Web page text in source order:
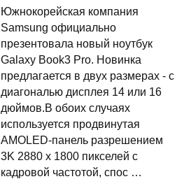
Южнокорейская компания
Samsung официально
презентовала новый ноутбук
Galaxy Book3 Pro. Новинка
предлагается в двух размерах - с
диагональю дисплея 14 или 16
дюймов.В обоих случаях
используется продвинутая
AMOLED-панель разрешением
3K 2880 x 1800 пикселей с
кадровой частотой, спос …